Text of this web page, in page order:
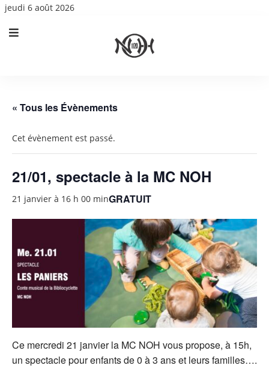
jeudi 6 août 2026
« Tous les Évènements
Cet évènement est passé.
21/01, spectacle à la MC NOH
21 janvier à 16 h 00 minGRATUIT
Ce mercredi 21 janvier la MC NOH vous propose, à 15h,
un spectacle pour enfants de 0 à 3 ans et leurs familles….